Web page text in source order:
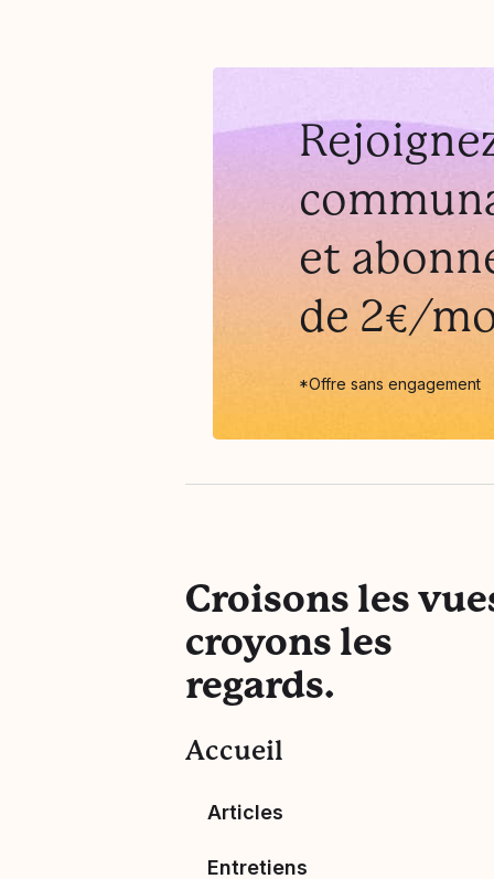
et
de 2€/
*Offre sans engagement
Croisons les
croyons les
regards.
Accueil
Articles
Entretiens